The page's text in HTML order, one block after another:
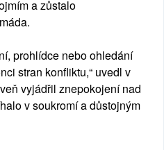
a zůstalo
prohlídce nebo ohledání
stran konfliktu,“ uvedl v
vyjádřil znepokojení nad
v soukromí a důstojným